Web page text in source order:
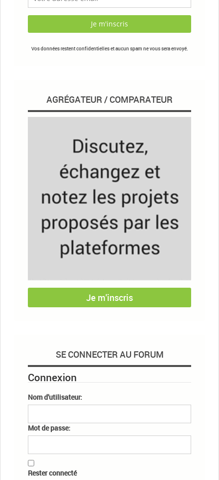
Vos données restent confidentielles et aucun spam ne vous sera envoyé.
AGRÉGATEUR / COMPARATEUR
Je m'inscris
SE CONNECTER AU FORUM
Connexion
Nom d'utilisateur:
Mot de passe:
Rester connecté